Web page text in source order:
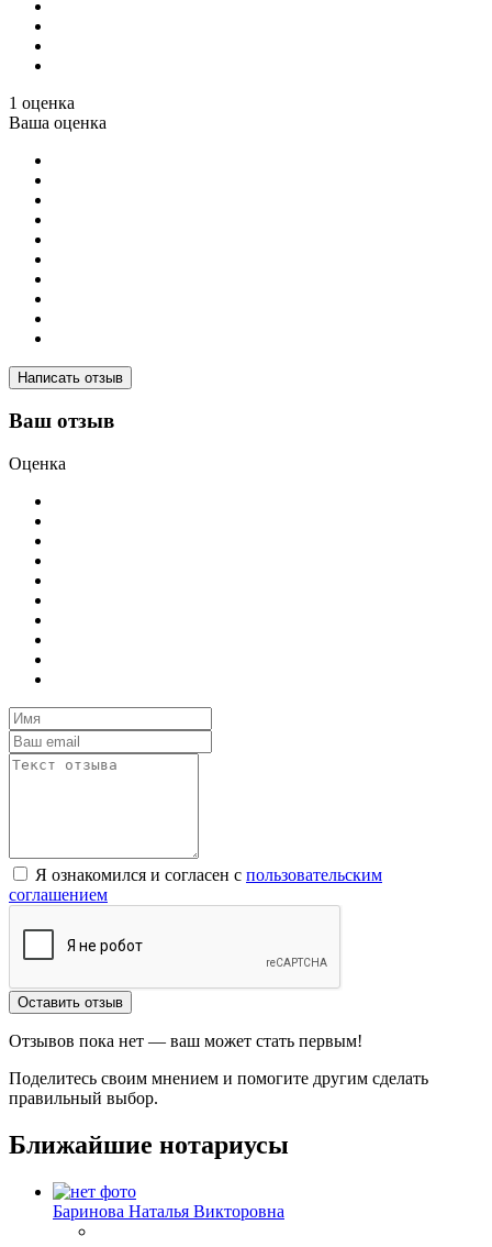
1 оценка
Ваша оценка
Написать отзыв
Ваш отзыв
Оценка
Я ознакомился и согласен с пользовательским
соглашением
Оставить отзыв
Отзывов пока нет — ваш может стать первым!
Поделитесь своим мнением и помогите другим сделать
правильный выбор.
Ближайшие нотариусы
Баринова Наталья Викторовна